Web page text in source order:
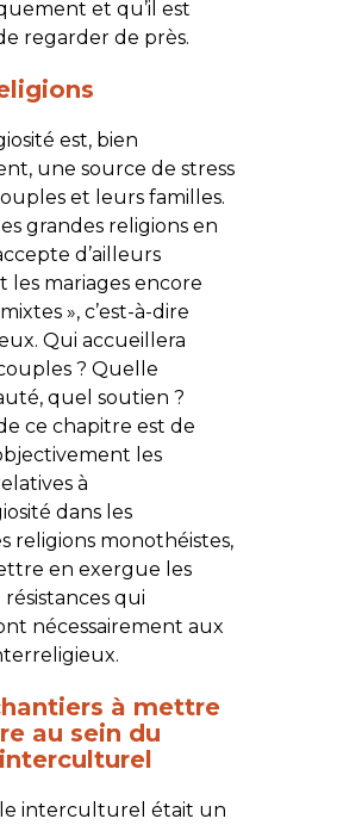
et qu’il est
regarder de près.
est, bien
une source de stress
et leurs familles.
grandes religions en
d’ailleurs
les mariages encore
», c’est-à-dire
Qui accueillera
? Quelle
quel soutien ?
ce chapitre est de
les
à
dans les
religions monothéistes,
en exergue les
qui
nécessairement aux
à mettre
au sein du
interculturel était un